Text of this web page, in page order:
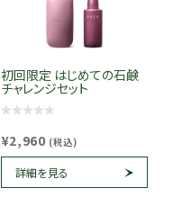
初回限定 はじめての石鹸
チャレンジセット
¥2,960 (税込)
詳細を見る